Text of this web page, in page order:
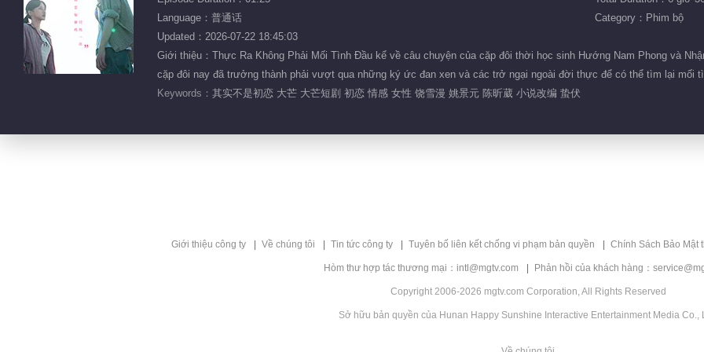
Language：普通话
Category：Phim bộ
Updated：2026-07-22 18:45:03
Giới thiệu：Thực Ra Không Phải Mối Tình Đầu kể về câu chuyện của cặp đôi thời học sinh Hướng Nam Phong và
cặp đôi nay đã trưởng thành phải vượt qua những ký ức đan xen và các trở ngại ngoài đời thực để có thể tìm lại mối
Keywords： 其实不是初恋 大芒 大芒短剧 初恋 情感 女性 饶雪漫 姚景元 陈昕葳 小说改编 蛰伏
Giới thiệu công ty Về chúng tôi Tin tức công ty Tuyên bố liên kết chống vi phạm bản quyền Chính Sách Bảo Mật
Hòm thư hợp tác thương mại：intl@mgtv.com Phản hồi của khách hàng：
Copyright 2006-2026 mgtv.com Corporation, All Rights Reserved
Sở hữu bản quyền của Hunan Happy Sunshine Interactive Entertainment Media Co.,